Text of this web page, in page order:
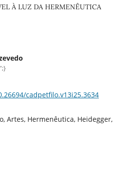
À LUZ DA HERMENÊUTICA
cadpetfilo.v13i25.3634
Artes, Hermenêutica, Heidegger,